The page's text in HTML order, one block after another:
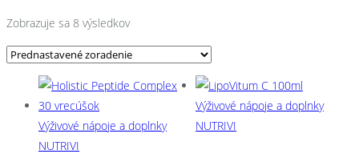
Zobrazuje sa 8 výsledkov
Výživové nápoje a doplnky
NUTRIVI
Výživové nápoje a doplnky
NUTRIVI